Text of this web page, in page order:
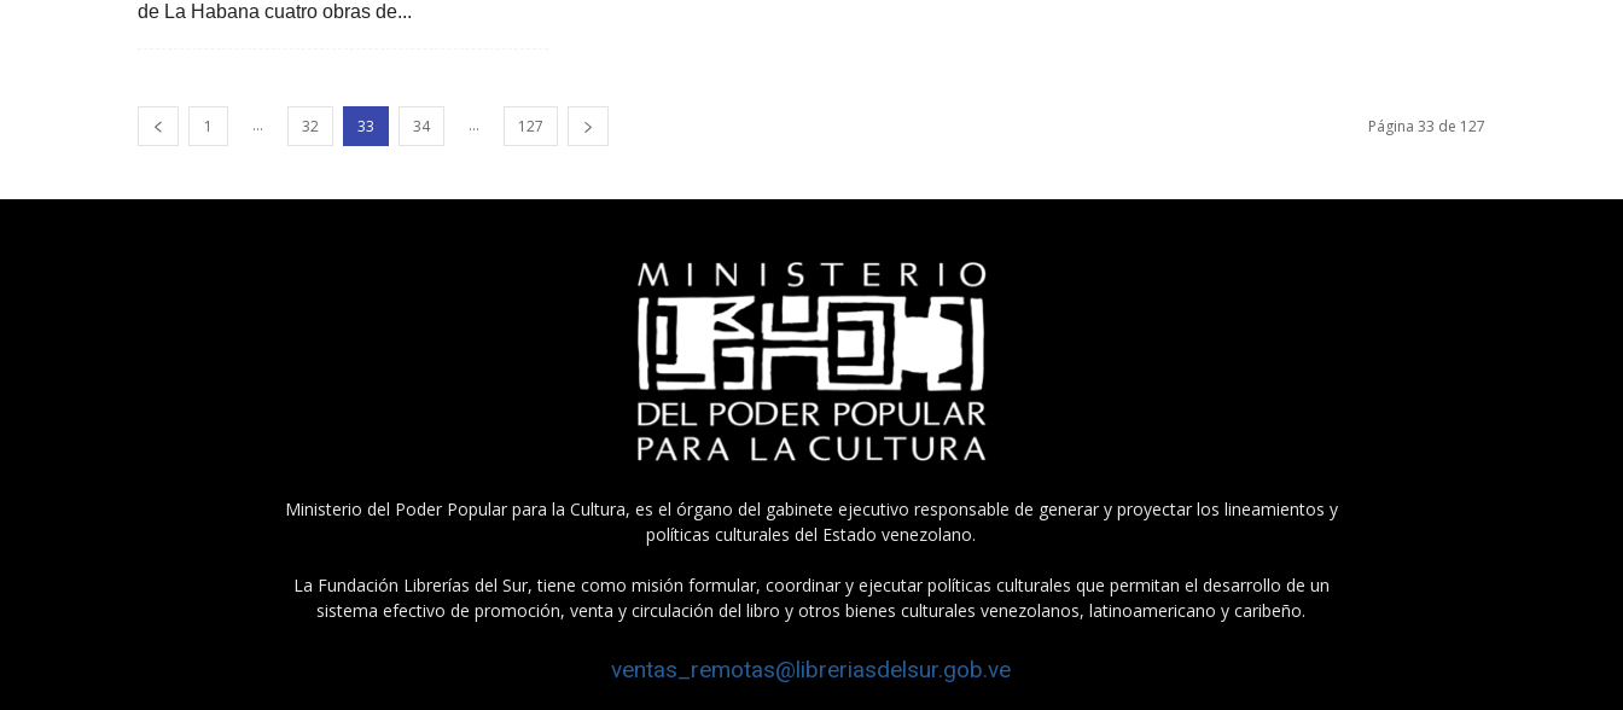
de La Habana cuatro obras de...
1 ... 32 33 34 ... 127 Página 33 de 127
Ministerio del Poder Popular para la Cultura, es el órgano del gabinete ejecutivo responsable de generar y proyectar los lineamientos y
políticas culturales del Estado venezolano.
La Fundación Librerías del Sur, tiene como misión formular, coordinar y ejecutar políticas culturales que permitan el desarrollo de un
sistema efectivo de promoción, venta y circulación del libro y otros bienes culturales venezolanos, latinoamericano y caribeño.
ventas_remotas@libreriasdelsur.gob.ve